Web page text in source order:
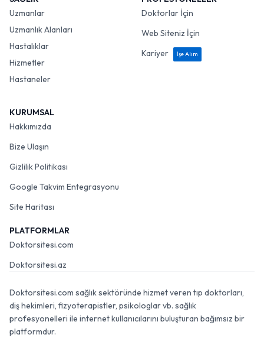
Uzmanlar
Uzmanlık Alanları
Hastalıklar
Hizmetler
Hastaneler
Doktorlar İçin
Web Siteniz İçin
Kariyer
İşe Alım
KURUMSAL
Hakkımızda
Bize Ulaşın
Gizlilik Politikası
Google Takvim Entegrasyonu
Site Haritası
PLATFORMLAR
Doktorsitesi.com
Doktorsitesi.az
Doktorsitesi.com sağlık sektöründe hizmet veren tıp doktorları,
diş hekimleri, fizyoterapistler, psikologlar vb. sağlık
profesyonelleri ile internet kullanıcılarını buluşturan bağımsız bir
platformdur.